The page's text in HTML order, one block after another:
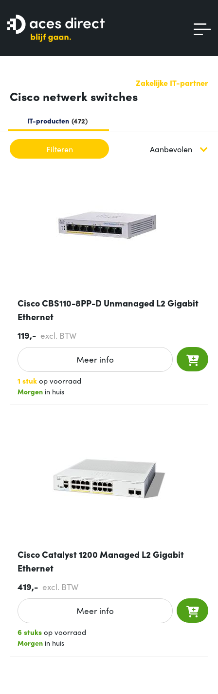
Zakelijke IT-partner
Cisco netwerk switches
IT-producten 472
Filteren
Cisco CBS110-8PP-D Unmanaged L2 Gigabit
Ethernet
119,- excl. BTW
Meer info
1 stukop voorraad
Morgen in huis
Cisco Catalyst 1200 Managed L2 Gigabit
Ethernet
419,- excl. BTW
Meer info
6 stuksop voorraad
Morgen in huis